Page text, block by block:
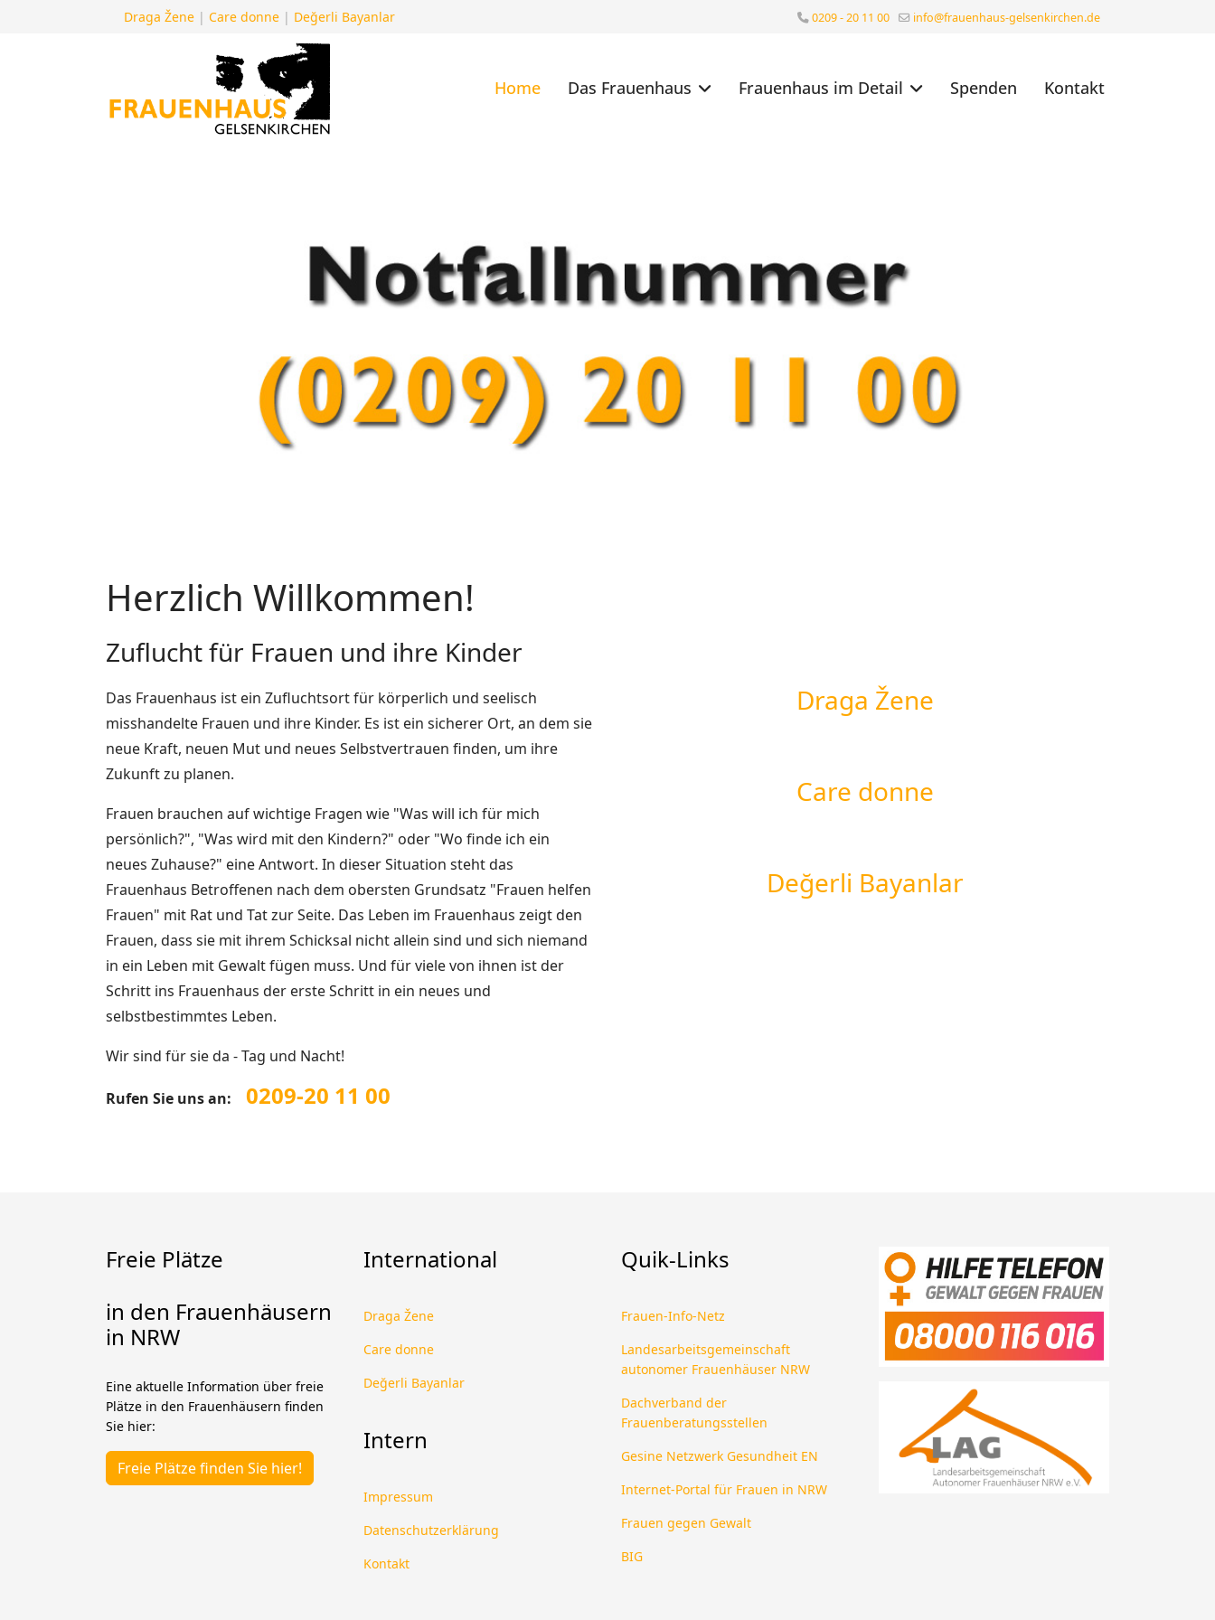
Draga Žene | Care donne | Değerli Bayanlar 0209 - 20 11 00 info@frauenhaus-gelsenkirchen.de
Home Das Frauenhaus Frauenhaus im Detail Spenden Kontakt
Herzlich Willkommen!
Zuflucht für Frauen und ihre Kinder
Das Frauenhaus ist ein Zufluchtsort für körperlich und seelisch
misshandelte Frauen und ihre Kinder. Es ist ein sicherer Ort, an dem sie
neue Kraft, neuen Mut und neues Selbstvertrauen finden, um ihre
Zukunft zu planen.
Frauen brauchen auf wichtige Fragen wie "Was will ich für mich
persönlich?", "Was wird mit den Kindern?" oder "Wo finde ich ein
neues Zuhause?" eine Antwort. In dieser Situation steht das
Frauenhaus Betroffenen nach dem obersten Grundsatz "Frauen helfen
Frauen" mit Rat und Tat zur Seite. Das Leben im Frauenhaus zeigt den
Frauen, dass sie mit ihrem Schicksal nicht allein sind und sich niemand
in ein Leben mit Gewalt fügen muss. Und für viele von ihnen ist der
Schritt ins Frauenhaus der erste Schritt in ein neues und
selbstbestimmtes Leben.
Wir sind für sie da - Tag und Nacht!
Rufen Sie uns an: 0209-20 11 00
Draga Žene
Care donne
Değerli Bayanlar
Freie Plätze
in den Frauenhäusern
in NRW
Eine aktuelle Information über freie
Plätze in den Frauenhäusern finden
Sie hier:
Freie Plätze finden Sie hier!
International
Draga Žene
Care donne
Değerli Bayanlar
Intern
Impressum
Datenschutzerklärung
Kontakt
Quik-Links
Frauen-Info-Netz
Landesarbeitsgemeinschaft
autonomer Frauenhäuser NRW
Dachverband der
Frauenberatungsstellen
Gesine Netzwerk Gesundheit EN
Internet-Portal für Frauen in NRW
Frauen gegen Gewalt
BIG